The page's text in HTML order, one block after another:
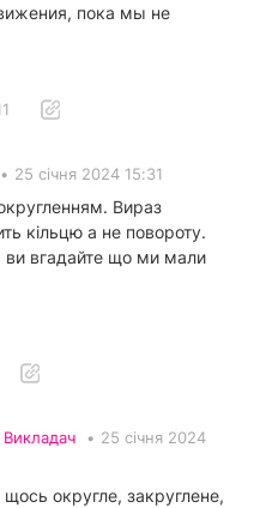
пока мы не
• 25 січня 2024 15:31
Вираз
кільцю а не повороту.
вгадайте що ми мали
Викладач • 25 січня 2024
округле, закруглене,